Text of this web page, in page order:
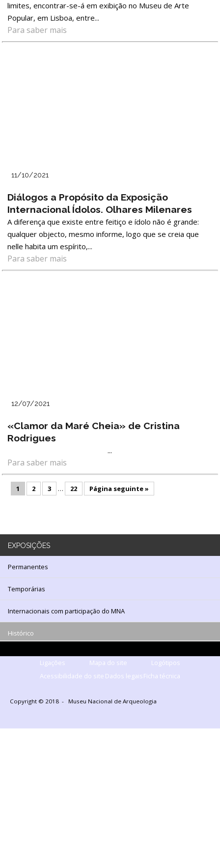
limites, encontrar-se-á em exibição no Museu de Arte
Popular, em Lisboa, entre...
Para saber mais
11/10/2021
Diálogos a Propósito da Exposição
Internacional Ídolos. Olhares Milenares
A diferença que existe entre feitiço e ídolo não é grande:
qualquer objecto, mesmo informe, logo que se creia que
nelle habita um espírito,...
Para saber mais
12/07/2021
«Clamor da Maré Cheia» de Cristina
Rodrigues
...
Para saber mais
1 2 3 … 22 Página seguinte »
EXPOSIÇÕES
Permanentes
Temporárias
Internacionais com participação do MNA
Histórico
Ligações Mapa do site
Logótipos
Acessibilidade do site Dados legaisFicha técnica
Copyright © 2018 - Museu Nacional de Arqueologia